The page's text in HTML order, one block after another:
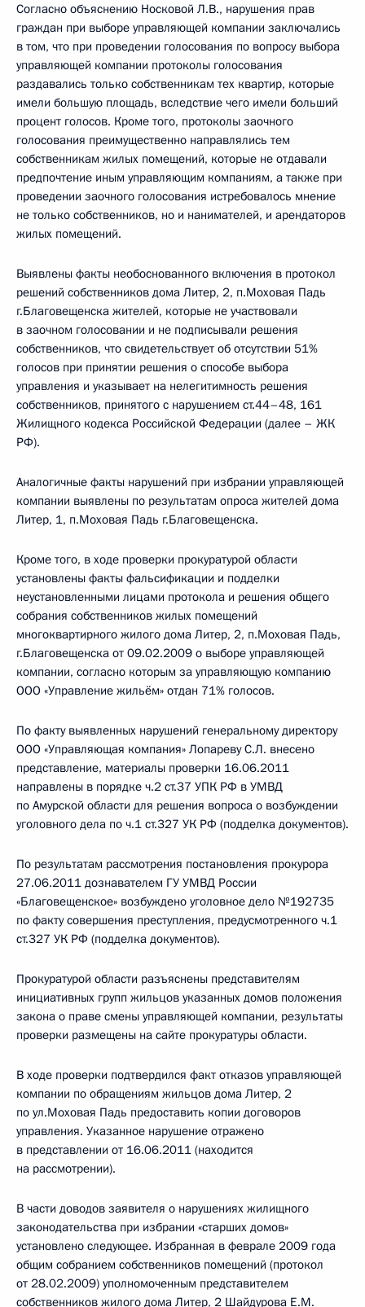
Согласно объяснению Носковой Л.В., нарушения прав
граждан при выборе управляющей компании заключались
в том, что при проведении голосования по вопросу выбора
управляющей компании протоколы голосования
раздавались только собственникам тех квартир, которые
имели большую площадь, вследствие чего имели больший
процент голосов. Кроме того, протоколы заочного
голосования преимущественно направлялись тем
собственникам жилых помещений, которые не отдавали
предпочтение иным управляющим компаниям, а также при
проведении заочного голосования истребовалось мнение
не только собственников, но и нанимателей, и арендаторов
жилых помещений.
Выявлены факты необоснованного включения в протокол
решений собственников дома Литер, 2, п.Моховая Падь
г.Благовещенска жителей, которые не участвовали
в заочном голосовании и не подписывали решения
собственников, что свидетельствует об отсутствии 51%
голосов при принятии решения о способе выбора
управления и указывает на нелегитимность решения
собственников, принятого с нарушением ст.44–48, 161
Жилищного кодекса Российской Федерации (далее – ЖК
РФ).
Аналогичные факты нарушений при избрании управляющей
компании выявлены по результатам опроса жителей дома
Литер, 1, п.Моховая Падь г.Благовещенска.
Кроме того, в ходе проверки прокуратурой области
установлены факты фальсификации и подделки
неустановленными лицами протокола и решения общего
собрания собственников жилых помещений
многоквартирного жилого дома Литер, 2, п.Моховая Падь,
г.Благовещенска от 09.02.2009 о выборе управляющей
компании, согласно которым за управляющую компанию
ООО «Управление жильём» отдан 71% голосов.
По факту выявленных нарушений генеральному директору
ООО «Управляющая компания» Лопареву С.Л. внесено
представление, материалы проверки 16.06.2011
направлены в порядке ч.2 ст.37 УПК РФ в УМВД
по Амурской области для решения вопроса о возбуждении
уголовного дела по ч.1 ст.327 УК РФ (подделка документов).
По результатам рассмотрения постановления прокурора
27.06.2011 дознавателем ГУ УМВД России
«Благовещенское» возбуждено уголовное дело №192735
по факту совершения преступления, предусмотренного ч.1
ст.327 УК РФ (подделка документов).
Прокуратурой области разъяснены представителям
инициативных групп жильцов указанных домов положения
закона о праве смены управляющей компании, результаты
проверки размещены на сайте прокуратуры области.
В ходе проверки подтвердился факт отказов управляющей
компании по обращениям жильцов дома Литер, 2
по ул.Моховая Падь предоставить копии договоров
управления. Указанное нарушение отражено
в представлении от 16.06.2011 (находится
на рассмотрении).
В части доводов заявителя о нарушениях жилищного
законодательства при избрании «старших домов»
установлено следующее. Избранная в феврале 2009 года
общим собранием собственников помещений (протокол
от 28.02.2009) уполномоченным представителем
собственников жилого дома Литер, 2 Шайдурова Е.М.